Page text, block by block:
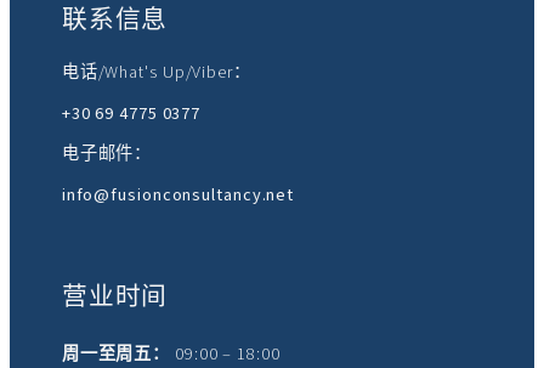
联系信息
电话/What's Up/Viber：
+30 69 4775 0377
电子邮件：
info@fusionconsultancy.net
营业时间
周一至周五：
09:00 – 18:00